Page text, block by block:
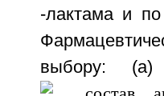
-лактама и
выбору: